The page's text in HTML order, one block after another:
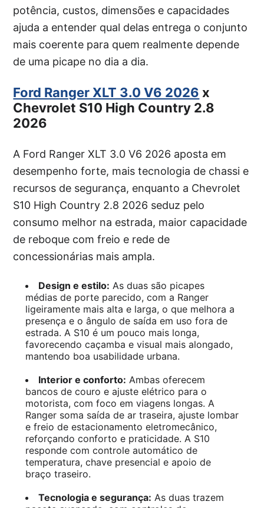
potência, custos, dimensões e capacidades
ajuda a entender qual delas entrega o conjunto
mais coerente para quem realmente depende
de uma picape no dia a dia.
Ford Ranger XLT 3.0 V6 2026 x
Chevrolet S10 High Country 2.8
2026
A Ford Ranger XLT 3.0 V6 2026 aposta em
desempenho forte, mais tecnologia de chassi e
recursos de segurança, enquanto a Chevrolet
S10 High Country 2.8 2026 seduz pelo
consumo melhor na estrada, maior capacidade
de reboque com freio e rede de
concessionárias mais ampla.
Design e estilo: As duas são picapes
médias de porte parecido, com a Ranger
ligeiramente mais alta e larga, o que melhora a
presença e o ângulo de saída em uso fora de
estrada. A S10 é um pouco mais longa,
favorecendo caçamba e visual mais alongado,
mantendo boa usabilidade urbana.
Interior e conforto: Ambas oferecem
bancos de couro e ajuste elétrico para o
motorista, com foco em viagens longas. A
Ranger soma saída de ar traseira, ajuste lombar
e freio de estacionamento eletromecânico,
reforçando conforto e praticidade. A S10
responde com controle automático de
temperatura, chave presencial e apoio de
braço traseiro.
Tecnologia e segurança: As duas trazem